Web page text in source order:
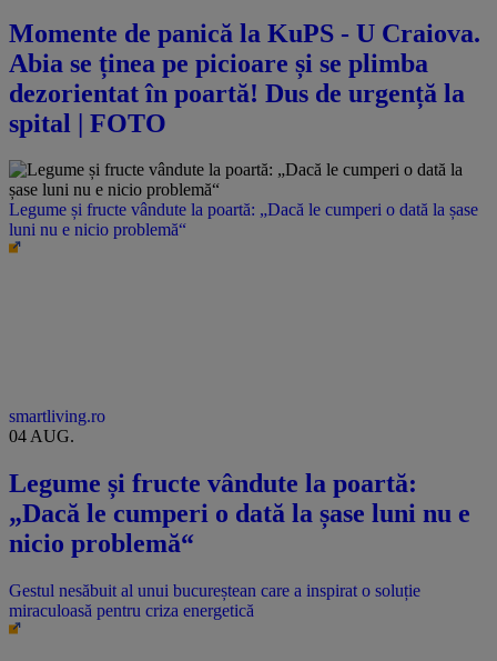
Momente de panică la KuPS - U Craiova.
Abia se ținea pe picioare și se plimba
dezorientat în poartă! Dus de urgență la
spital | FOTO
Legume și fructe vândute la poartă: „Dacă le cumperi o dată la șase
luni nu e nicio problemă“
smartliving.ro
04 AUG.
Legume și fructe vândute la poartă:
„Dacă le cumperi o dată la șase luni nu e
nicio problemă“
Gestul nesăbuit al unui bucureștean care a inspirat o soluție
miraculoasă pentru criza energetică